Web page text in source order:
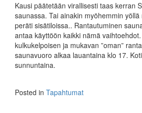
Kausi päätetään virallisesti taas kerran
saunassa. Tai ainakin myöhemmin
peräti sisätiloissa.. Rantautuminen
antaa käyttöön kaikki nämä
kulkukelpoisen ja mukavan ”oman”
saunavuoro alkaa lauantaina klo 17.
sunnuntaina.
Posted in Tapahtumat